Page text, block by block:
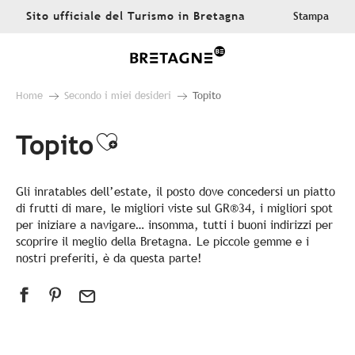
AllerSito ufficiale del Turismo in Bretagna Stampa
Home Secondo i miei desideri Topito
TopitoAjouter aux favoris
Gli inratables dell’estate, il posto dove concedersi un piatto
di frutti di mare, le migliori viste sul GR®34, i migliori spot
per iniziare a navigare… insomma, tutti i buoni indirizzi per
scoprire il meglio della Bretagna. Le piccole gemme e i
nostri preferiti, è da questa parte!